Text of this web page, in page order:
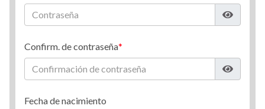
Confirm. de contraseña
Fecha de nacimiento